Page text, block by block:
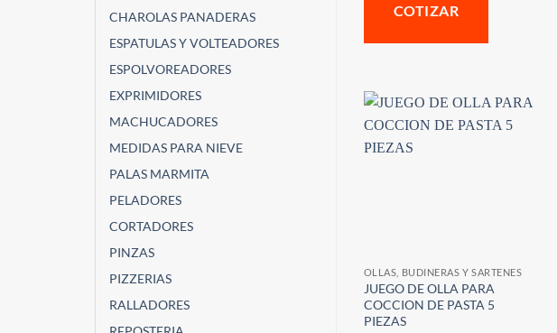
CHAROLAS PANADERAS
ESPATULAS Y VOLTEADORES
ESPOLVOREADORES
EXPRIMIDORES
MACHUCADORES
MEDIDAS PARA NIEVE
PALAS MARMITA
PELADORES
CORTADORES
PINZAS
PIZZERIAS
RALLADORES
COTIZAR
OLLAS, BUDINERAS Y SARTENES
JUEGO DE OLLA PARA
COCCION DE PASTA 5
PIEZAS